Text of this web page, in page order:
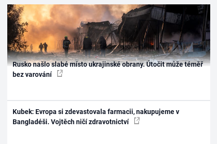
Rusko našlo slabé místo ukrajinské obrany. Útočit může téměř
bez varování
Kubek: Evropa si zdevastovala farmacii, nakupujeme v
Bangladéši. Vojtěch ničí zdravotnictví